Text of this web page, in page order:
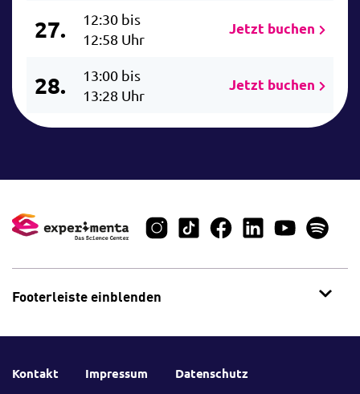
27.
12:30 bis
12:58 Uhr
Jetzt buchen
28.
13:00 bis
13:28 Uhr
Jetzt buchen
Footerleiste einblenden
Kontakt Impressum Datenschutz